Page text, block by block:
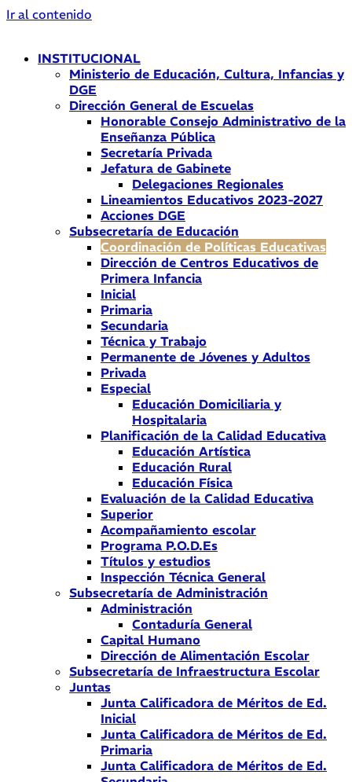
Ir al contenido
INSTITUCIONAL
Ministerio de Educación, Cultura, Infancias y
DGE
Dirección General de Escuelas
Honorable Consejo Administrativo de la
Enseñanza Pública
Secretaría Privada
Jefatura de Gabinete
Delegaciones Regionales
Lineamientos Educativos 2023-2027
Acciones DGE
Subsecretaría de Educación
Coordinación de Políticas Educativas
Dirección de Centros Educativos de
Primera Infancia
Inicial
Primaria
Secundaria
Técnica y Trabajo
Permanente de Jóvenes y Adultos
Privada
Especial
Educación Domiciliaria y
Hospitalaria
Planificación de la Calidad Educativa
Educación Artística
Educación Rural
Educación Física
Evaluación de la Calidad Educativa
Superior
Acompañamiento escolar
Programa P.O.D.Es
Títulos y estudios
Inspección Técnica General
Subsecretaría de Administración
Administración
Contaduría General
Capital Humano
Dirección de Alimentación Escolar
Subsecretaría de Infraestructura Escolar
Juntas
Junta Calificadora de Méritos de Ed.
Inicial
Junta Calificadora de Méritos de Ed.
Primaria
Junta Calificadora de Méritos de Ed.